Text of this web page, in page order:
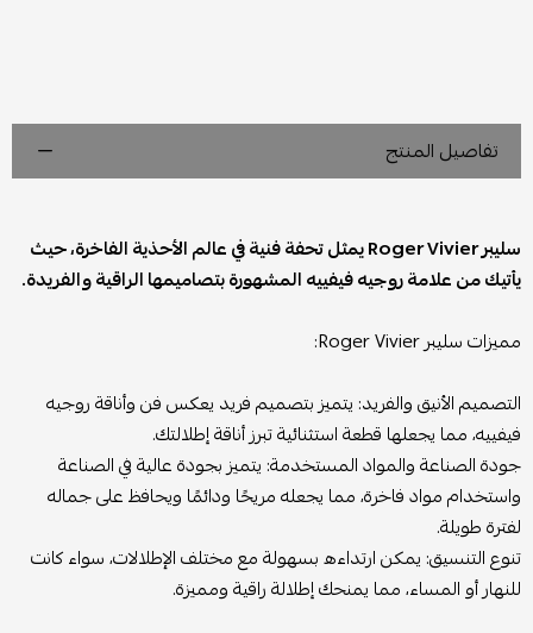
تفاصيل المنتج
سليبر Roger Vivier يمثل تحفة فنية في عالم الأحذية الفاخرة، حيث
يأتيك من علامة روجيه فيفييه المشهورة بتصاميمها الراقية والفريدة.
مميزات سليبر Roger Vivier:
التصميم الأنيق والفريد: يتميز بتصميم فريد يعكس فن وأناقة روجيه
فيفييه، مما يجعلها قطعة استثنائية تبرز أناقة إطلالتك.
جودة الصناعة والمواد المستخدمة: يتميز بجودة عالية في الصناعة
واستخدام مواد فاخرة، مما يجعله مريحًا ودائمًا ويحافظ على جماله
لفترة طويلة.
تنوع التنسيق: يمكن ارتداءه بسهولة مع مختلف الإطلالات، سواء كانت
للنهار أو المساء، مما يمنحك إطلالة راقية ومميزة.